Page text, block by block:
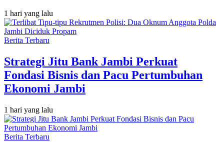
1 hari yang lalu
Berita Terbaru
Strategi Jitu Bank Jambi Perkuat
Fondasi Bisnis dan Pacu Pertumbuhan
Ekonomi Jambi
1 hari yang lalu
Berita Terbaru